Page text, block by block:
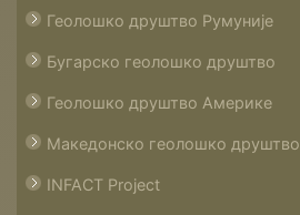
Геолошко друштво Румуније
Бугарско геолошко друштво
Геолошко друштво Америке
Македонско геолошко друштво
INFACT Project